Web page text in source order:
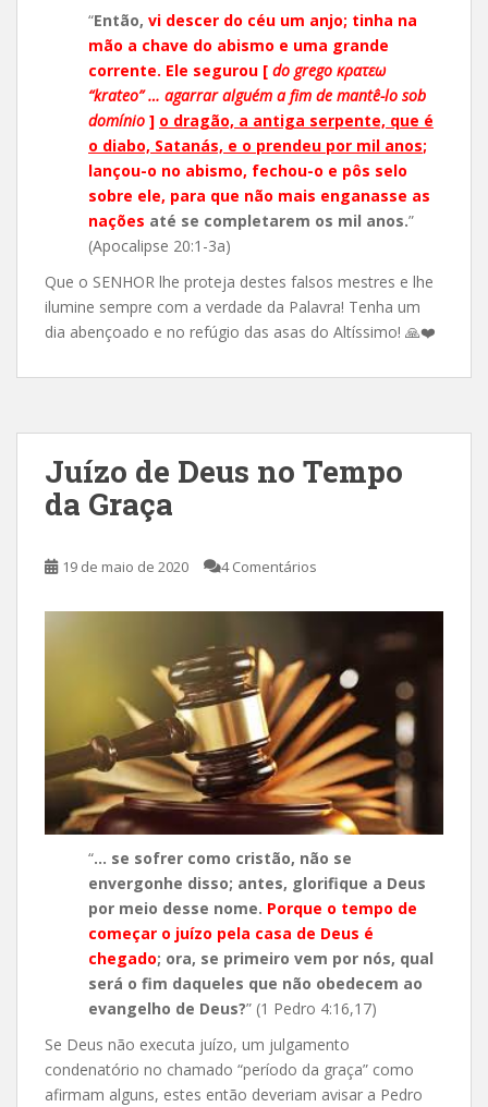
“Então, vi descer do céu um anjo; tinha na
mão a chave do abismo e uma grande
corrente. Ele segurou [ do grego κρατεω
“krateo” … agarrar alguém a fim de mantê-lo sob
domínio ] o dragão, a antiga serpente, que é
o diabo, Satanás, e o prendeu por mil anos;
lançou-o no abismo, fechou-o e pôs selo
sobre ele, para que não mais enganasse as
nações até se completarem os mil anos.”
(Apocalipse 20:1-3a)
Que o SENHOR lhe proteja destes falsos mestres e lhe
ilumine sempre com a verdade da Palavra! Tenha um
dia abençoado e no refúgio das asas do Altíssimo! 🙏❤️
Juízo de Deus no Tempo
da Graça
19 de maio de 2020 4 Comentários
“… se sofrer como cristão, não se
envergonhe disso; antes, glorifique a Deus
por meio desse nome. Porque o tempo de
começar o juízo pela casa de Deus é
chegado; ora, se primeiro vem por nós, qual
será o fim daqueles que não obedecem ao
evangelho de Deus?” (1 Pedro 4:16,17)
Se Deus não executa juízo, um julgamento
condenatório no chamado “período da graça” como
afirmam alguns, estes então deveriam avisar a Pedro